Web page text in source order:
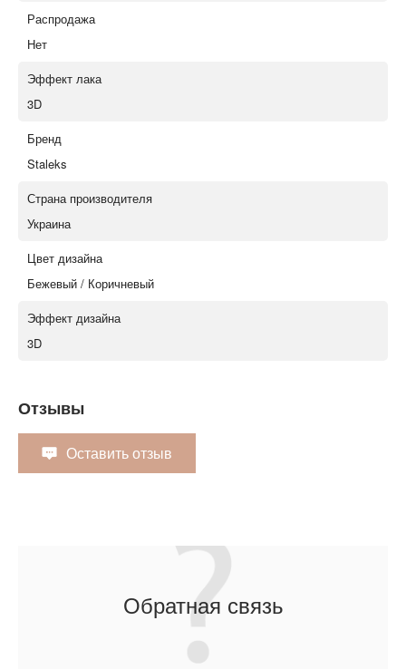
Распродажа
Нет
Эффект лака
3D
Бренд
Staleks
Страна производителя
Украина
Цвет дизайна
Бежевый / Коричневый
Эффект дизайна
3D
Отзывы
Оставить отзыв
Обратная связь